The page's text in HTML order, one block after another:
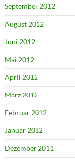
September 2012
August 2012
Juni 2012
Mai 2012
April 2012
März 2012
Februar 2012
Januar 2012
Dezember 2011